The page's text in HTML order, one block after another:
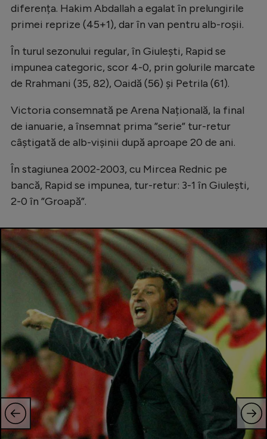
diferența. Hakim Abdallah a egalat în prelungirile
primei reprize (45+1), dar în van pentru alb-roșii.
În turul sezonului regular, în Giulești, Rapid se
impunea categoric, scor 4-0, prin golurile marcate
de Rrahmani (35, 82), Oaidă (56) și Petrila (61).
Victoria consemnată pe Arena Națională, la final
de ianuarie, a însemnat prima ”serie” tur-retur
câștigată de alb-vișinii după aproape 20 de ani.
În stagiunea 2002-2003, cu Mircea Rednic pe
bancă, Rapid se impunea, tur-retur: 3-1 în Giulești,
2-0 în ”Groapă”.